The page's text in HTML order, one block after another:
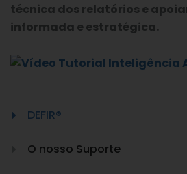
técnica dos relatórios e
informada e estratégica.
DEFIR®
O nosso Suporte